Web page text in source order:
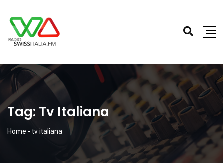
Tag: Tv Italiana
Home - tv italiana